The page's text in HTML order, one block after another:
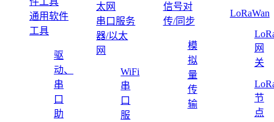
通用软件
工具
驱
动、
串
口
助
串口服务
器/以太
网
WiFi
串
口
服
信号对
传/同步
模
拟
量
传
输
LoRaWan
网
关
节
点